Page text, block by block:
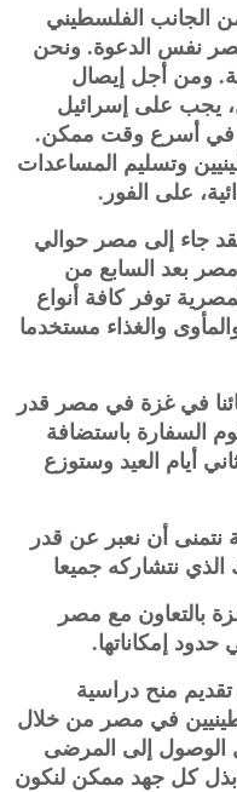
الجانب الفلسطيني
نفس الدعوة. ونحن
ومن أجل إيصال
يجب على إسرائيل
في أسرع وقت ممكن.
وتسليم المساعدات
‏على الفور.‏
جاء إلى مصر حوالي
مصر بعد السابع من
توفر كافة أنواع
والغذاء مستخدما
في غزة في مصر قدر
السفارة باستضافة
أيام العيد وستوزع
نتمنى أن نعبر عن قدر
نتشاركه جميعا
بالتعاون مع مصر
إمكاناتها.‏
منح دراسية
في مصر من خلال
الوصول إلى المرضى
كل جهد ممكن لنكون